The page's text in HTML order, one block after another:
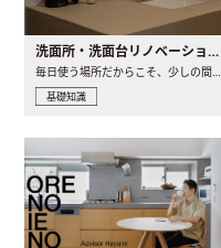
洗面所・洗面台リノベーションの事例と間取りアイデア
毎日使う場所だからこそ、少しの間取りの工夫や素材の選び方で..
基礎知識